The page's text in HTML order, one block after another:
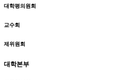
대학평의원회
교수회
제위원회
대학본부